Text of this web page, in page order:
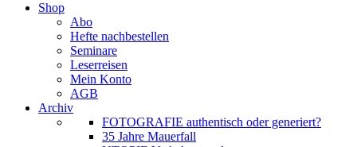
Shop
Abo
Hefte nachbestellen
Seminare
Leserreisen
Mein Konto
AGB
Archiv
FOTOGRAFIE authentisch oder generiert?
35 Jahre Mauerfall